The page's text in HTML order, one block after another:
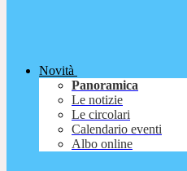
Novità
Panoramica
Le notizie
Le circolari
Calendario eventi
Albo online